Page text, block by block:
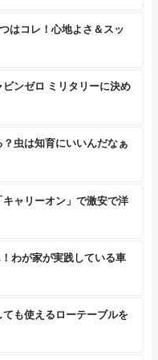
はコレ！心地よさ＆スッ
ンゼロ ミリタリーに決め
虫は知育にいいんだなぁ
ャリーオン」で激安で洋
わが家が実践している車
も使えるローテーブルを